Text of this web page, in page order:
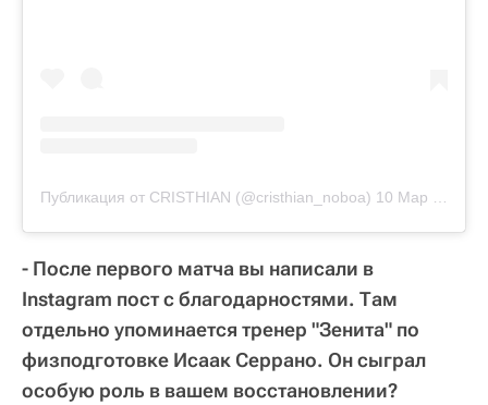
Публикация от CRISTHIAN (@cristhian_noboa) 10 Мар 2019 в 9:55 PDT
- После первого матча вы написали в
Instagram пост с благодарностями. Там
отдельно упоминается тренер "Зенита" по
физподготовке Исаак Серрано. Он сыграл
особую роль в вашем восстановлении?